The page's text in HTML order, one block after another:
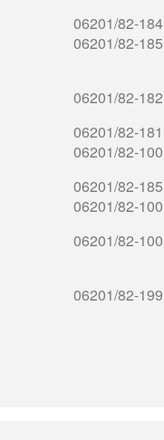
06201/82-184
06201/82-185
06201/82-182
06201/82-181
06201/82-100
06201/82-185
06201/82-100
06201/82-100
06201/82-199